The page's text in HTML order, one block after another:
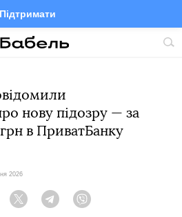
Підтримати
TelegramTwitter
нову підозру — за
в ПриватБанку
2026
Twitter TelegramViber